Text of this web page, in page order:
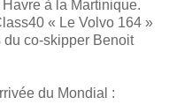
à la Martinique.
« Le Volvo 164 »
du co-skipper Benoit
du Mondial :